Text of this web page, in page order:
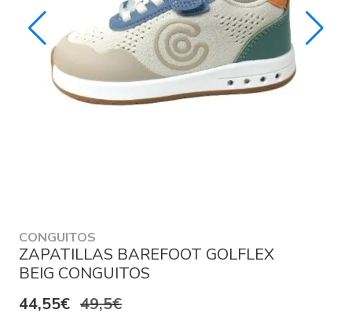
CONGUITOS
ZAPATILLAS BAREFOOT GOLFLEX
BEIG CONGUITOS
44,55€ 49,5€